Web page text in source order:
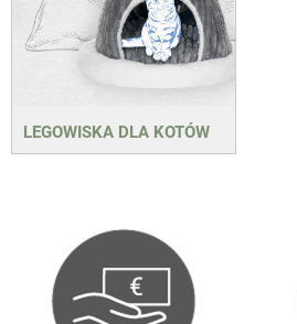
LEGOWISKA DLA KOTÓW